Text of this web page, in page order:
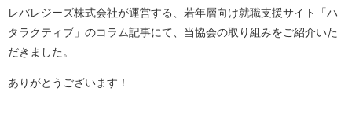
レバレジーズ株式会社が運営する、若年層向け就職支援サイト「 ハ
タラクティブ」 のコラム記事にて、当協会の取り組みをご紹介いた
だきました。
ありがとうございます！